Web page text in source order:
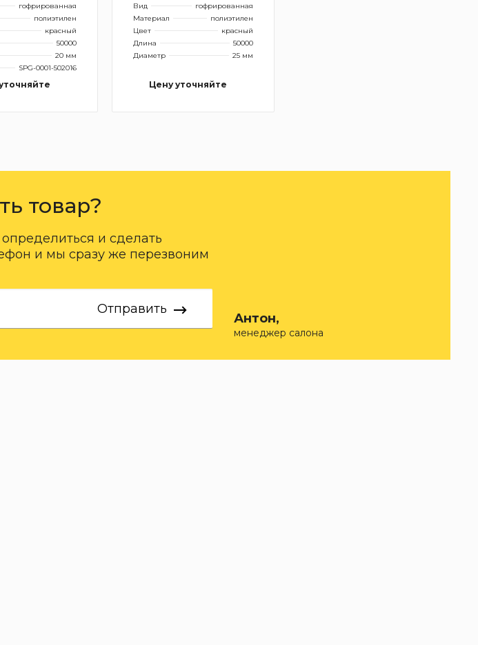
гофрированная
полиэтилен
красный
50000
20 мм
SPG-0001-502016
Вид
гофрированная
Материал
полиэтилен
Цвет
красный
Длина
50000
Диаметр
25 мм
Цену уточняйте
товар?
и сделать
и мы сразу же перезвоним
Отправить
Антон,
менеджер салона